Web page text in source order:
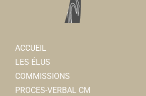
ACCUEIL
LES ÉLUS
COMMISSIONS
PROCES-VERBAL CM